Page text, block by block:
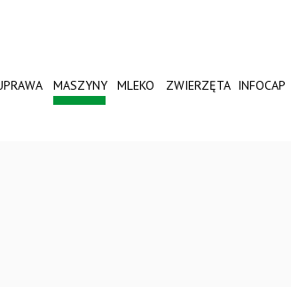
MASZYNY MLEKO ZWIERZĘTA INFOCAP